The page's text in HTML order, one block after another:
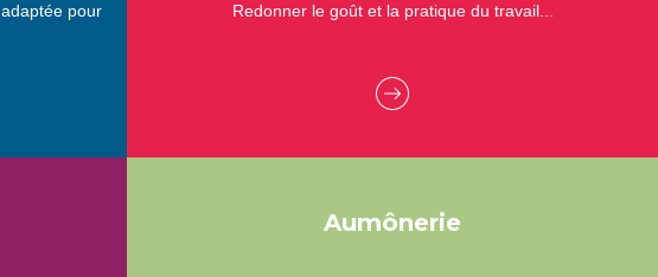
pour
Redonner le goût et la pratique du travail...
Aumônerie